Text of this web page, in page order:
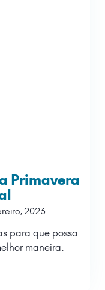
Primavera
2023
para que possa
maneira.